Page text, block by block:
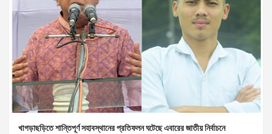
খাগড়াছড়িতে শান্তিপূর্ণ সহাবস্থানের প্রতিফলন ঘটেছে এবারের জাতীয় নির্বাচনে